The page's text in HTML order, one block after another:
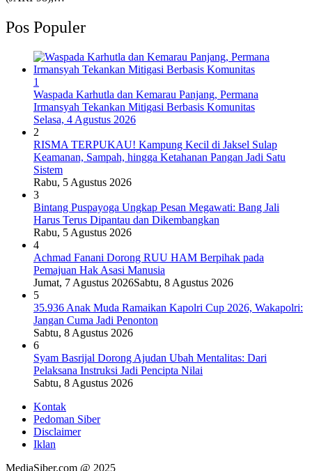
Pos Populer
1
Waspada Karhutla dan Kemarau Panjang, Permana
Irmansyah Tekankan Mitigasi Berbasis Komunitas
Selasa, 4 Agustus 2026
2
RISMA TERPUKAU! Kampung Kecil di Jaksel Sulap
Keamanan, Sampah, hingga Ketahanan Pangan Jadi Satu
Sistem
Rabu, 5 Agustus 2026
3
Bintang Puspayoga Ungkap Pesan Megawati: Bang Jali
Harus Terus Dipantau dan Dikembangkan
Rabu, 5 Agustus 2026
4
Achmad Fanani Dorong RUU HAM Berpihak pada
Pemajuan Hak Asasi Manusia
Jumat, 7 Agustus 2026Sabtu, 8 Agustus 2026
5
35.936 Anak Muda Ramaikan Kapolri Cup 2026, Wakapolri:
Jangan Cuma Jadi Penonton
Sabtu, 8 Agustus 2026
6
Syam Basrijal Dorong Ajudan Ubah Mentalitas: Dari
Pelaksana Instruksi Jadi Pencipta Nilai
Sabtu, 8 Agustus 2026
Kontak
Pedoman Siber
Disclaimer
Iklan
MediaSiber.com @ 2025